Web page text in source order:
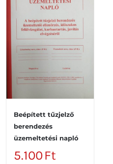
Beépített tűzjelző
berendezés
üzemeltetési napló
5.100Ft